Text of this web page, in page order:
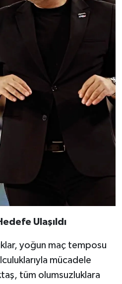
Ulaşıldı
yoğun maç temposu
mücadele
tüm olumsuzluklara